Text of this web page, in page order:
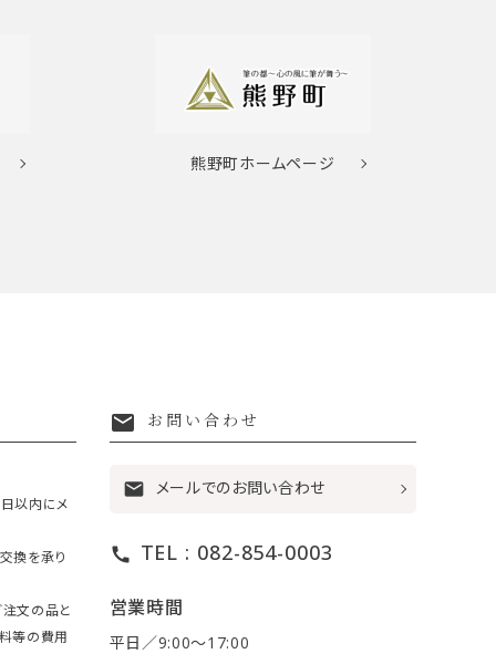
熊野町ホームページ
以内にメ
換を承り
文の品と
等の費用
mail お問い合わせ
mail メールでのお問い合わせ
call TEL : 082-854-0003
営業時間
平日／9:00〜17:00